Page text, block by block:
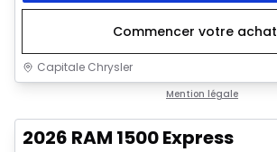
Commencer votre achat
Capitale Chrysler
Mention légale
2026 RAM 1500 Express